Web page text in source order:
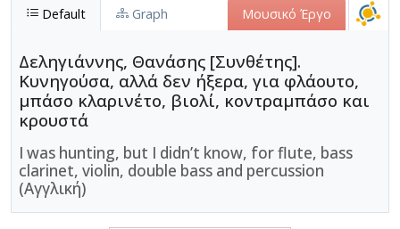
Default Graph Μουσικό Έργο
Δεληγιάννης, Θανάσης [Συνθέτης].
Κυνηγούσα, αλλά δεν ήξερα, για φλάουτο,
μπάσο κλαρινέτο, βιολί, κοντραμπάσο και
κρουστά
I was hunting, but I didn’t know, for flute, bass
clarinet, violin, double bass and percussion
(Αγγλική)